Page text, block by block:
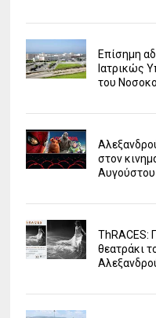
Επίσημη
Ιατρικώς
του
στον
Αυγούστου
ΤhRACES:
θεατράκι